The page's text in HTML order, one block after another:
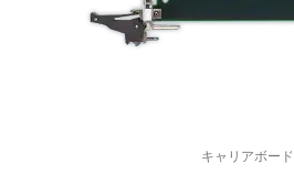
キャリアボード